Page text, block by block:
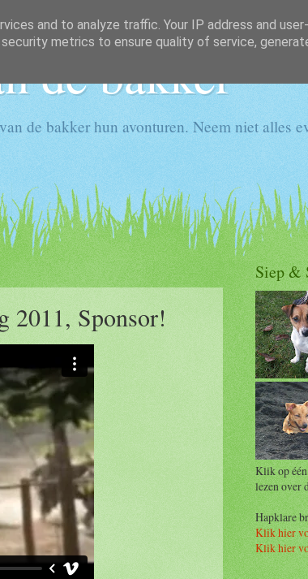
de bakker
de bakker hun avonturen. Neem niet alles
2011, Sponsor!
Siep &
Klik op één
lezen over
Hapklare
Klik hier
Klik hier
and to analyze traffic. Your IP address and
metrics to ensure quality of service,